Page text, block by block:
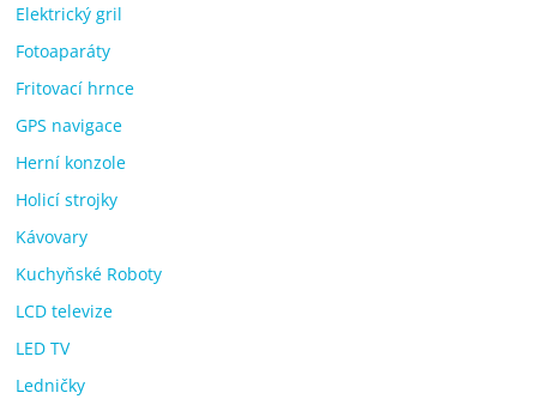
Elektrický gril
Fotoaparáty
Fritovací hrnce
GPS navigace
Herní konzole
Holicí strojky
Kávovary
Kuchyňské Roboty
LCD televize
LED TV
Ledničky